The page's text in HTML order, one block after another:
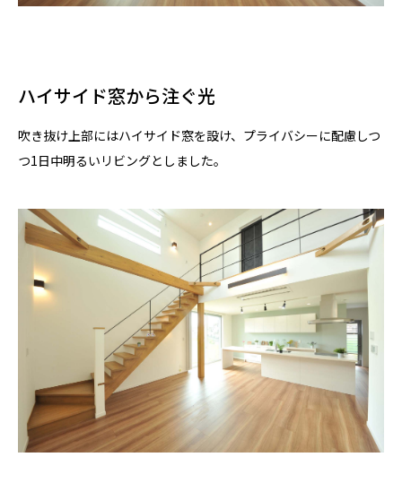
ハイサイド窓から注ぐ光
吹き抜け上部にはハイサイド窓を設け、プライバシーに配慮しつ
つ1日中明るいリビングとしました。